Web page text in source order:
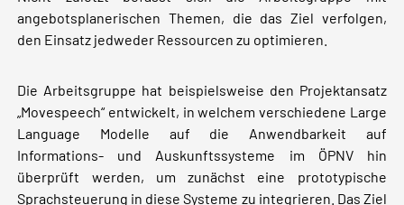
angebotsplanerischen Themen, die das Ziel verfolgen,
den Einsatz jedweder Ressourcen zu optimieren.
Die Arbeitsgruppe hat beispielsweise den Projektansatz
„Movespeech“ entwickelt, in welchem verschiedene Large
Language Modelle auf die Anwendbarkeit auf
Informations- und Auskunftssysteme im ÖPNV hin
überprüft werden, um zunächst eine prototypische
Sprachsteuerung in diese Systeme zu integrieren. Das Ziel